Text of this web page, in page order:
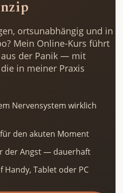
ortsunabhängig und in
Mein Online-Kurs führt
der Panik — mit
in meiner Praxis
Nervensystem wirklich
den akuten Moment
der Angst — dauerhaft
Handy, Tablet oder PC